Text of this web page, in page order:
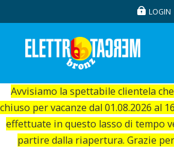
Avvisiamo la spettabile clientela
chiuso per vacanze dal 01.08.2026 al
effettuate in questo lasso di tempo
partire dalla riapertura. Grazie
LOGIN